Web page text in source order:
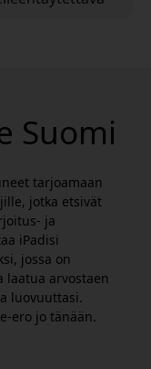
Suomi
tarjoamaan
jotka etsivät
ja
iPadisi
jossa on
arvostaen
luovuuttasi.
ero jo tänään.